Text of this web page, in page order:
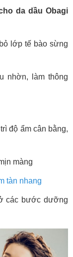
da dầu Obagi
lớp tế bào sừng
nhờn, làm thông
độ ẩm cân bằng,
màng
tàn nhang
các bước dưỡng